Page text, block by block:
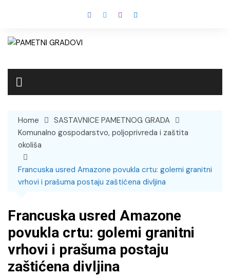
Home
SASTAVNICE PAMETNOG GRADA
Komunalno gospodarstvo, poljoprivreda i zaštita
okoliša
Francuska usred Amazone povukla crtu: golemi granitni
vrhovi i prašuma postaju zaštićena divljina
Francuska usred Amazone
povukla crtu: golemi granitni
vrhovi i prašuma postaju
zaštićena divljina